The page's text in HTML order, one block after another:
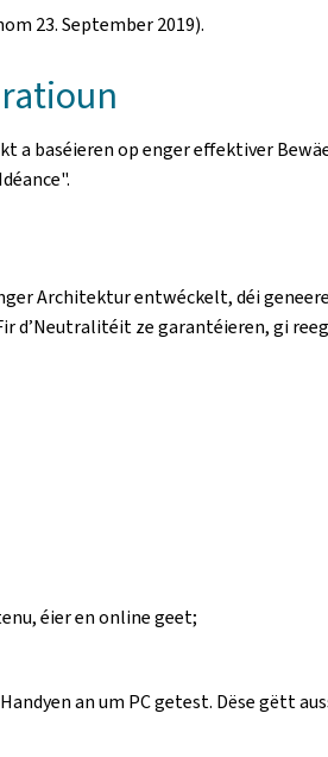
23. September 2019).
a baséieren op enger effektiver
Architektur entwéckelt, déi
d’Neutralitéit ze garantéieren, gi
éier en online geet;
an um PC getest. Dëse gëtt